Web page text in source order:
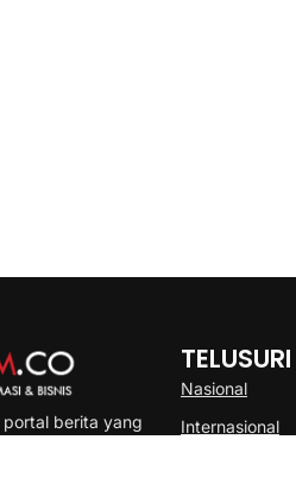
berita yang
TELUSURI
Nasional
Internasional